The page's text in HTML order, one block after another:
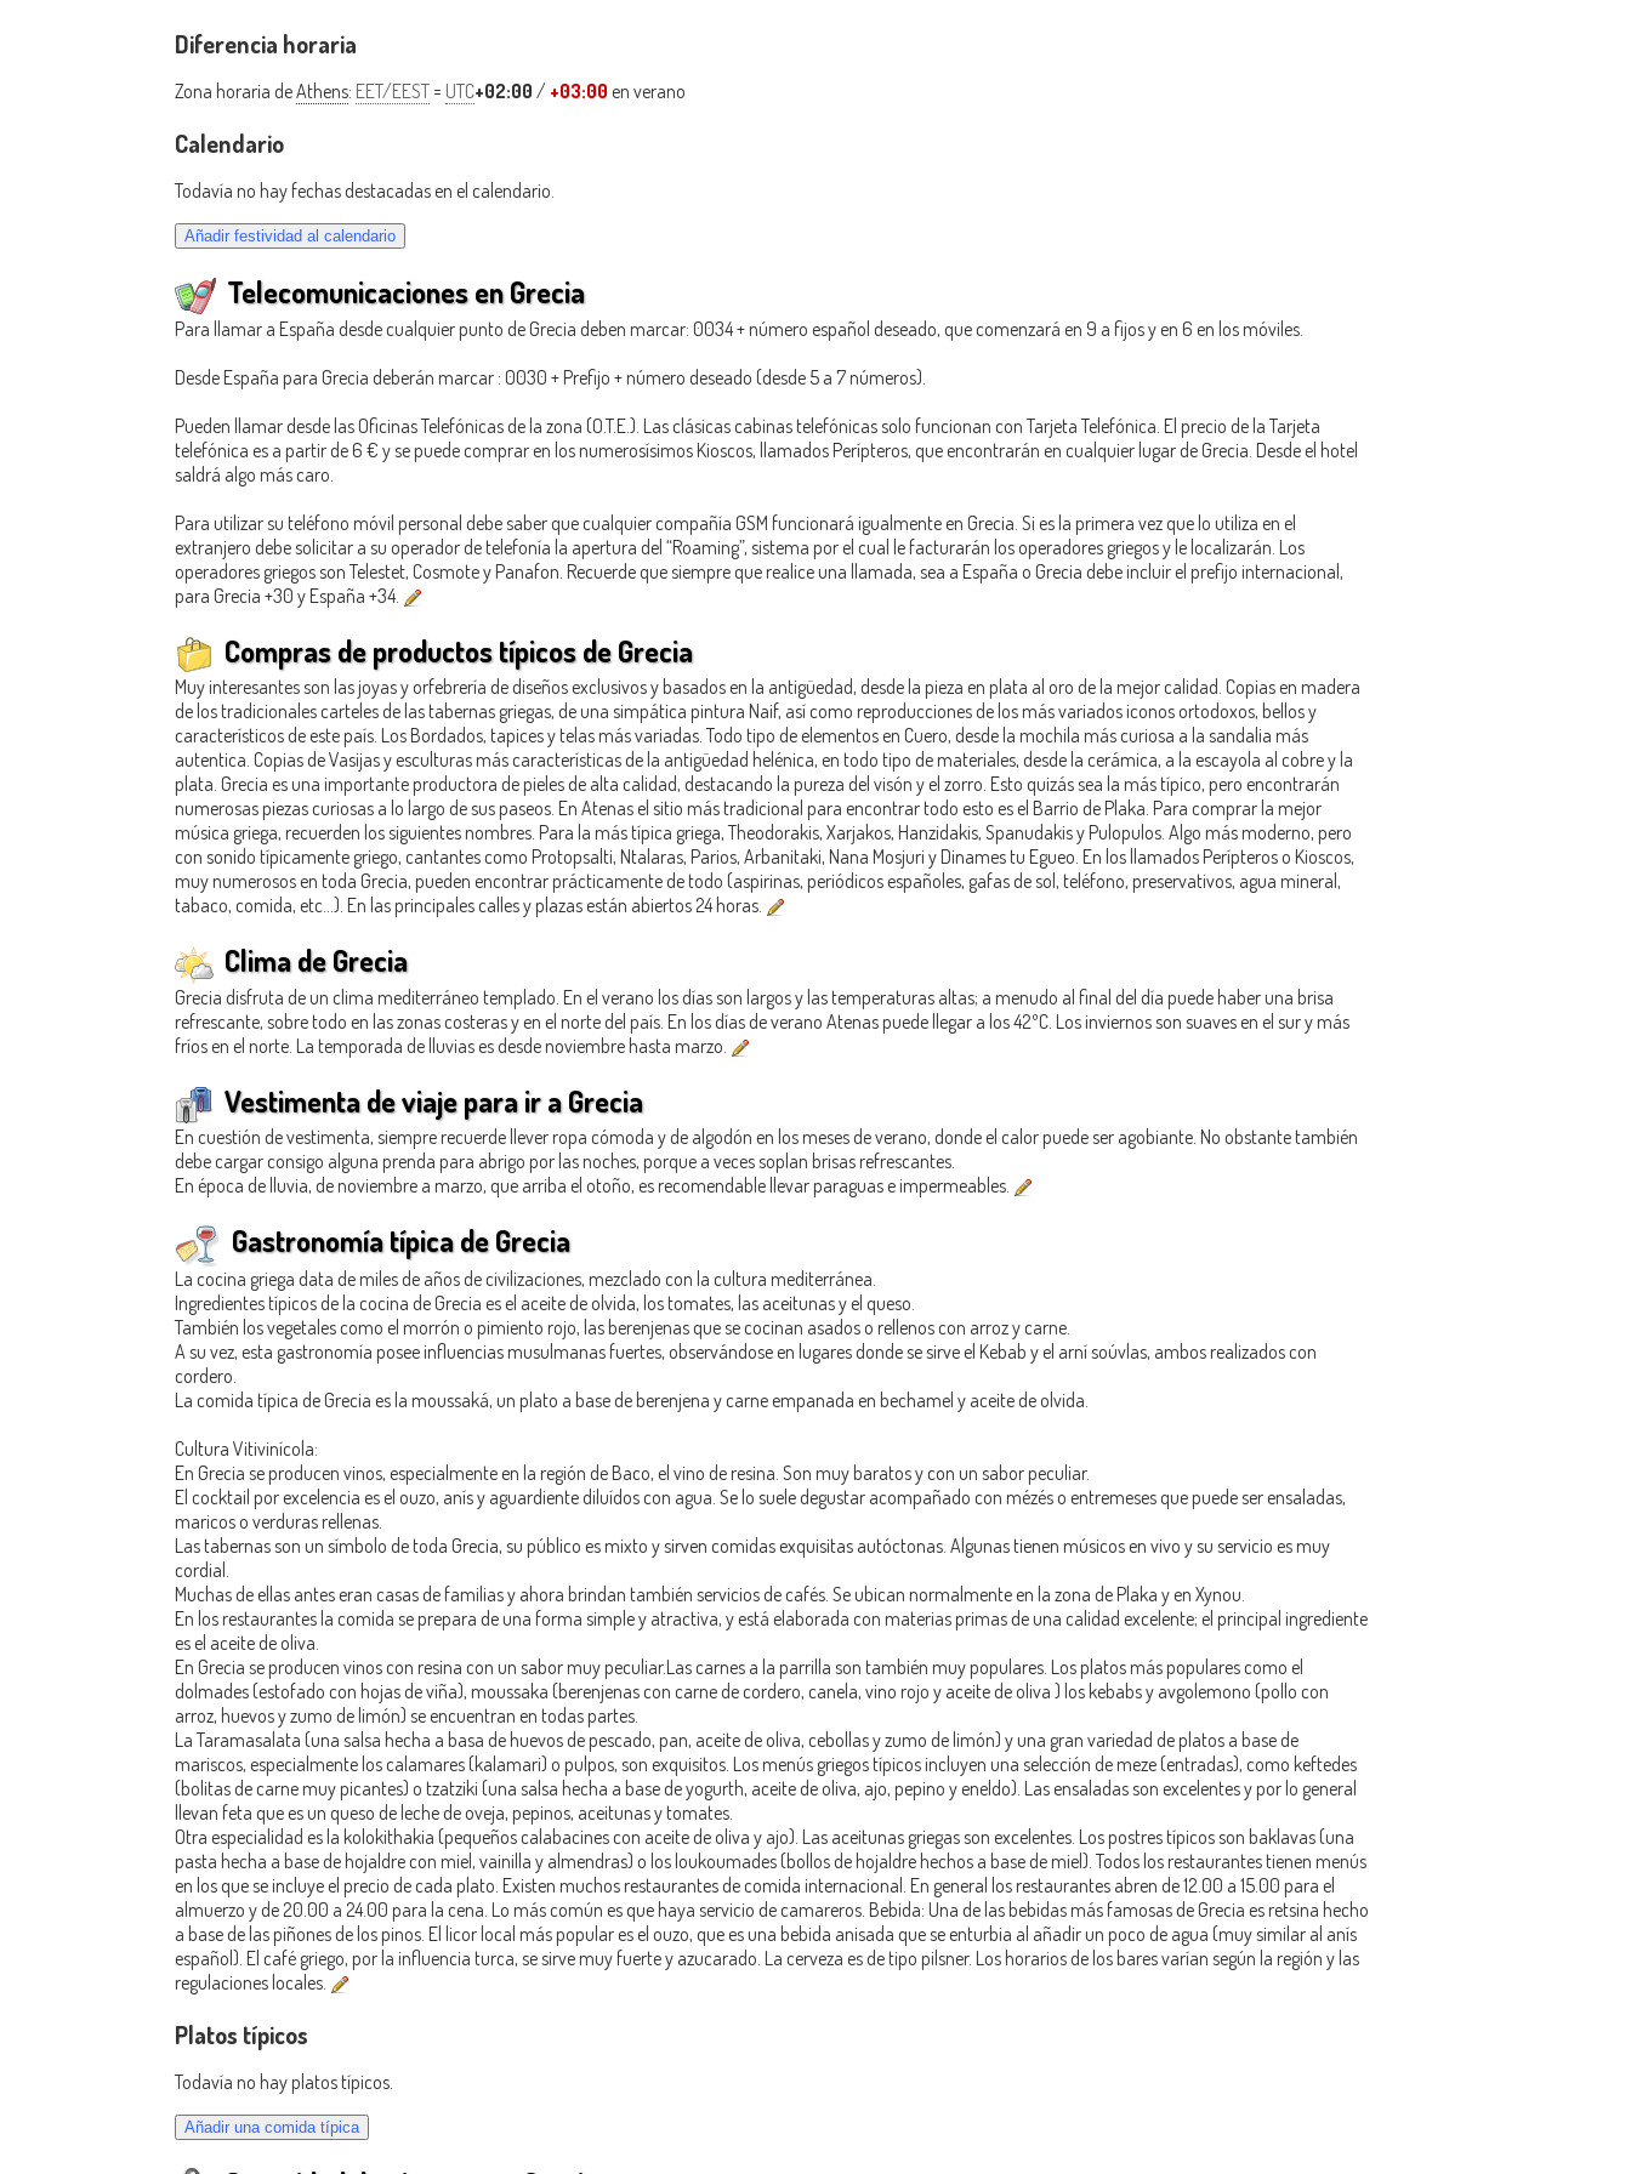
Diferencia horaria
Zona horaria deAthens: EET/EEST = UTC+02:00 / +03:00 en verano
Calendario
Todavía no hay fechas destacadas en el calendario.
Telecomunicaciones en Grecia
Para llamar a España desde cualquier punto de Grecia deben marcar: 0034 + número español deseado, que comenzará en 9 a fijos y en 6 en los móviles.
Desde España para Grecia deberán marcar : 0030 + Prefijo + número deseado (desde 5 a 7 números).
Pueden llamar desde las Oficinas Telefónicas de la zona (O.T.E.). Las clásicas cabinas telefónicas solo funcionan con Tarjeta Telefónica. El precio de la Tarjeta
telefónica es a partir de 6 € y se puede comprar en los numerosísimos Kioscos, llamados Perípteros, que encontrarán en cualquier lugar de Grecia. Desde el hotel
saldrá algo más caro.
Para utilizar su teléfono móvil personal debe saber que cualquier compañía GSM funcionará igualmente en Grecia. Si es la primera vez que lo utiliza en el
extranjero debe solicitar a su operador de telefonía la apertura del “Roaming”, sistema por el cual le facturarán los operadores griegos y le localizarán. Los
operadores griegos son Telestet, Cosmote y Panafon. Recuerde que siempre que realice una llamada, sea a España o Grecia debe incluir el prefijo internacional,
para Grecia +30 y España +34.
Compras de productos típicos de Grecia
Muy interesantes son las joyas y orfebrería de diseños exclusivos y basados en la antigüedad, desde la pieza en plata al oro de la mejor calidad. Copias en madera
de los tradicionales carteles de las tabernas griegas, de una simpática pintura Naif, así como reproducciones de los más variados iconos ortodoxos, bellos y
característicos de este país. Los Bordados, tapices y telas más variadas. Todo tipo de elementos en Cuero, desde la mochila más curiosa a la sandalia más
autentica. Copias de Vasijas y esculturas más características de la antigüedad helénica, en todo tipo de materiales, desde la cerámica, a la escayola al cobre y la
plata. Grecia es una importante productora de pieles de alta calidad, destacando la pureza del visón y el zorro. Esto quizás sea la más típico, pero encontrarán
numerosas piezas curiosas a lo largo de sus paseos. En Atenas el sitio más tradicional para encontrar todo esto es el Barrio de Plaka. Para comprar la mejor
música griega, recuerden los siguientes nombres. Para la más típica griega, Theodorakis, Xarjakos, Hanzidakis, Spanudakis y Pulopulos. Algo más moderno, pero
con sonido típicamente griego, cantantes como Protopsalti, Ntalaras, Parios, Arbanitaki, Nana Mosjuri y Dinames tu Egueo. En los llamados Perípteros o Kioscos,
muy numerosos en toda Grecia, pueden encontrar prácticamente de todo (aspirinas, periódicos españoles, gafas de sol, teléfono, preservativos, agua mineral,
tabaco, comida, etc...). En las principales calles y plazas están abiertos 24 horas.
Clima de Grecia
Grecia disfruta de un clima mediterráneo templado. En el verano los días son largos y las temperaturas altas; a menudo al final del día puede haber una brisa
refrescante, sobre todo en las zonas costeras y en el norte del país. En los días de verano Atenas puede llegar a los 42ºC. Los inviernos son suaves en el sur y más
fríos en el norte. La temporada de lluvias es desde noviembre hasta marzo.
Vestimenta de viaje para ir a Grecia
En cuestión de vestimenta, siempre recuerde llever ropa cómoda y de algodón en los meses de verano, donde el calor puede ser agobiante. No obstante también
debe cargar consigo alguna prenda para abrigo por las noches, porque a veces soplan brisas refrescantes.
En época de lluvia, de noviembre a marzo, que arriba el otoño, es recomendable llevar paraguas e impermeables.
Gastronomía típica de Grecia
La cocina griega data de miles de años de civilizaciones, mezclado con la cultura mediterránea.
Ingredientes típicos de la cocina de Grecia es el aceite de olvida, los tomates, las aceitunas y el queso.
También los vegetales como el morrón o pimiento rojo, las berenjenas que se cocinan asados o rellenos con arroz y carne.
A su vez, esta gastronomía posee influencias musulmanas fuertes, observándose en lugares donde se sirve el Kebab y el arní soúvlas, ambos realizados con
cordero.
La comida típica de Grecia es la moussaká, un plato a base de berenjena y carne empanada en bechamel y aceite de olvida.
Cultura Vitivinícola:
En Grecia se producen vinos, especialmente en la región de Baco, el vino de resina. Son muy baratos y con un sabor peculiar.
El cocktail por excelencia es el ouzo, anís y aguardiente diluídos con agua. Se lo suele degustar acompañado con mézés o entremeses que puede ser ensaladas,
maricos o verduras rellenas.
Las tabernas son un símbolo de toda Grecia, su público es mixto y sirven comidas exquisitas autóctonas. Algunas tienen músicos en vivo y su servicio es muy
cordial.
Muchas de ellas antes eran casas de familias y ahora brindan también servicios de cafés. Se ubican normalmente en la zona de Plaka y en Xynou.
En los restaurantes la comida se prepara de una forma simple y atractiva, y está elaborada con materias primas de una calidad excelente; el principal ingrediente
es el aceite de oliva.
En Grecia se producen vinos con resina con un sabor muy peculiar.Las carnes a la parrilla son también muy populares. Los platos más populares como el
dolmades (estofado con hojas de viña), moussaka (berenjenas con carne de cordero, canela, vino rojo y aceite de oliva ) los kebabs y avgolemono (pollo con
arroz, huevos y zumo de limón) se encuentran en todas partes.
La Taramasalata (una salsa hecha a basa de huevos de pescado, pan, aceite de oliva, cebollas y zumo de limón) y una gran variedad de platos a base de
mariscos, especialmente los calamares (kalamari) o pulpos, son exquisitos. Los menús griegos típicos incluyen una selección de meze (entradas), como keftedes
(bolitas de carne muy picantes) o tzatziki (una salsa hecha a base de yogurth, aceite de oliva, ajo, pepino y eneldo). Las ensaladas son excelentes y por lo general
llevan feta que es un queso de leche de oveja, pepinos, aceitunas y tomates.
Otra especialidad es la kolokithakia (pequeños calabacines con aceite de oliva y ajo). Las aceitunas griegas son excelentes. Los postres típicos son baklavas (una
pasta hecha a base de hojaldre con miel, vainilla y almendras) o los loukoumades (bollos de hojaldre hechos a base de miel). Todos los restaurantes tienen menús
en los que se incluye el precio de cada plato. Existen muchos restaurantes de comida internacional. En general los restaurantes abren de 12.00 a 15.00 para el
almuerzo y de 20.00 a 24.00 para la cena. Lo más común es que haya servicio de camareros. Bebida: Una de las bebidas más famosas de Grecia es retsina hecho
a base de las piñones de los pinos. El licor local más popular es el ouzo, que es una bebida anisada que se enturbia al añadir un poco de agua (muy similar al anís
español). El café griego, por la influencia turca, se sirve muy fuerte y azucarado. La cerveza es de tipo pilsner. Los horarios de los bares varían según la región y las
regulaciones locales.
Platos típicos
Todavía no hay platos típicos.